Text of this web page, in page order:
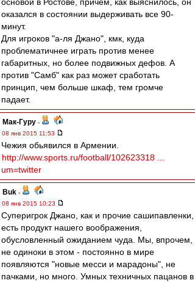
оказался в состоянии выдерживать все 90-
минут.
Для игроков "а-ля Джано", кмк, куда
проблематичнее играть против менее
габаритных, но более подвижных дефов. А
против "Самб" как раз может сработать
принцип, чем больше шкаф, тем громче
падает.
Мак-Гуру -
08 янв 2015 11:53
Чежия обьявился в Армении.
http://www.sports.ru/football/102623318 ...
um=twitter
Buk -
08 янв 2015 10:23
Суперигрок Джано, как и прочие сашипавленки,
есть продукт нашего воображения,
обусловленный ожиданием чуда. Мы, впрочем,
не одиноки в этом - постоянно в мире
появляются "новые месси и марадоны", не
пачками, но много. Умных техничных пацанов в